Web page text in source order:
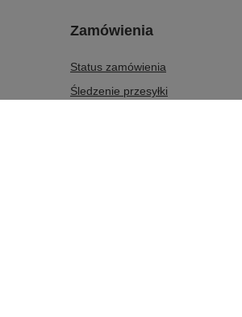
Zamówienia
Status zamówienia
Śledzenie przesyłki